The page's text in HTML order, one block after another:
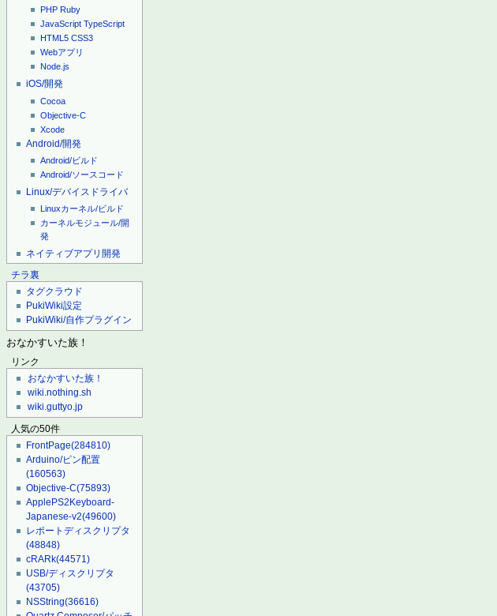
PHP Ruby
JavaScript TypeScript
HTML5 CSS3
Webアプリ
Node.js
iOS/開発
Cocoa
Objective-C
Xcode
Android/開発
Android/ビルド
Android/ソースコード
Linux/デバイスドライバ
Linuxカーネル/ビルド
カーネルモジュール/開
発
ネイティブアプリ開発
チラ裏
タグクラウド
PukiWiki設定
PukiWiki/自作プラグイン
おなかすいた族！
リンク
おなかすいた族！
wiki.nothing.sh
wiki.guttyo.jp
人気の50件
FrontPage(284810)
Arduino/ピン配置
(160563)
Objective-C(75893)
ApplePS2Keyboard-
Japanese-v2(49600)
レポートディスクリプタ
(48848)
cRARk(44571)
USB/ディスクリプタ
(43705)
NSString(36616)